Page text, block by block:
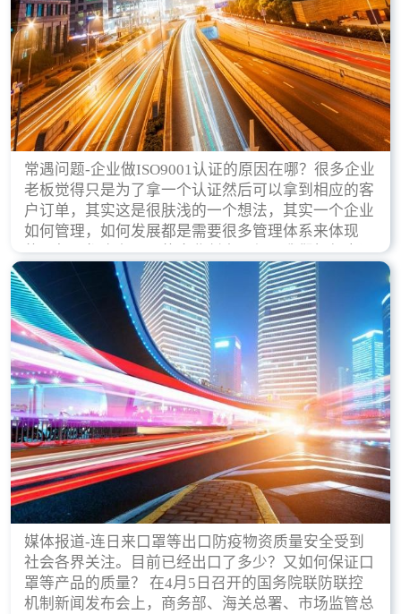
常遇问题-企业做ISO9001认证的原因在哪？很多企业
老板觉得只是为了拿一个认证然后可以拿到相应的客
户订单，其实这是很肤浅的一个想法，其实一个企业
如何管理，如何发展都是需要很多管理体系来体现
的，每天都会有不同的企业创立，但是我们如何去证
实一个企业的合法，有质量保证了？这就是ISO9001
认证体现价值的时候，那么键锋小编就来细说下企业
做ISO9001认证的根本原因。
媒体报道-连日来口罩等出口防疫物资质量安全受到
社会各界关注。目前已经出口了多少？又如何保证口
罩等产品的质量？ 在4月5日召开的国务院联防联控
机制新闻发布会上，商务部、海关总署、市场监管总